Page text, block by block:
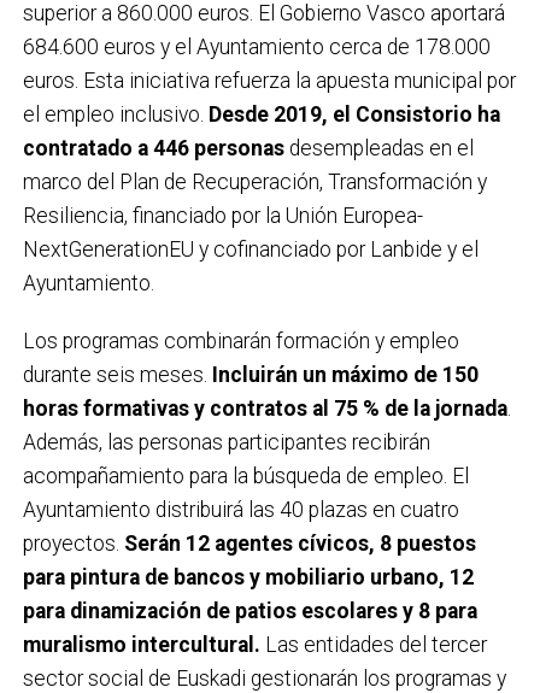
superior a 860.000 euros. El Gobierno Vasco aportará
684.600 euros y el Ayuntamiento cerca de 178.000
euros. Esta iniciativa refuerza la apuesta municipal por
el empleo inclusivo. Desde 2019, el Consistorio ha
contratado a 446 personasdesempleadas en el
marco del Plan de Recuperación, Transformación y
Resiliencia, financiado por la Unión Europea-
NextGenerationEU y cofinanciado por Lanbide y el
Ayuntamiento.
Los programas combinarán formación y empleo
durante seis meses. Incluirán un máximo de 150
horas formativas y contratos al 75 % de la jornada.
Además, las personas participantes recibirán
acompañamiento para la búsqueda de empleo. El
Ayuntamiento distribuirá las 40 plazas en cuatro
proyectos. Serán 12 agentes cívicos, 8 puestos
para pintura de bancos y mobiliario urbano, 12
para dinamización de patios escolares y 8 para
muralismo intercultural. Las entidades del tercer
sector social de Euskadi gestionarán los programas y